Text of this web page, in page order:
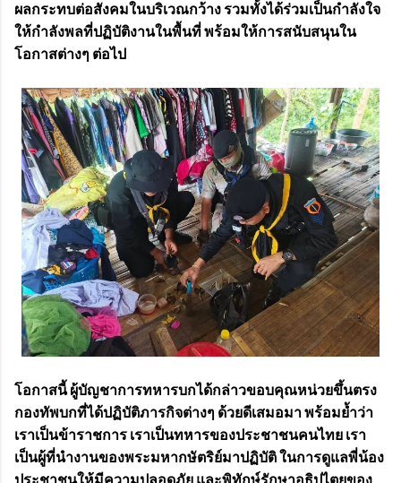
ผลกระทบต่อสังคมในบริเวณกว้าง รวมทั้งได้ร่วมเป็นกำลังใจ
ให้กำลังพลที่ปฏิบัติงานในพื้นที่ พร้อมให้การสนับสนุนใน
โอกาสต่างๆ ต่อไป
โอกาสนี้ ผู้บัญชาการทหารบกได้กล่าวขอบคุณหน่วยขึ้นตรง
กองทัพบกที่ได้ปฏิบัติภารกิจต่างๆ ด้วยดีเสมอมา พร้อมย้ำว่า
เราเป็นข้าราชการ เราเป็นทหารของประชาชนคนไทย เรา
เป็นผู้ที่นำงานของพระมหากษัตริย์มาปฏิบัติ ในการดูแลพี่น้อง